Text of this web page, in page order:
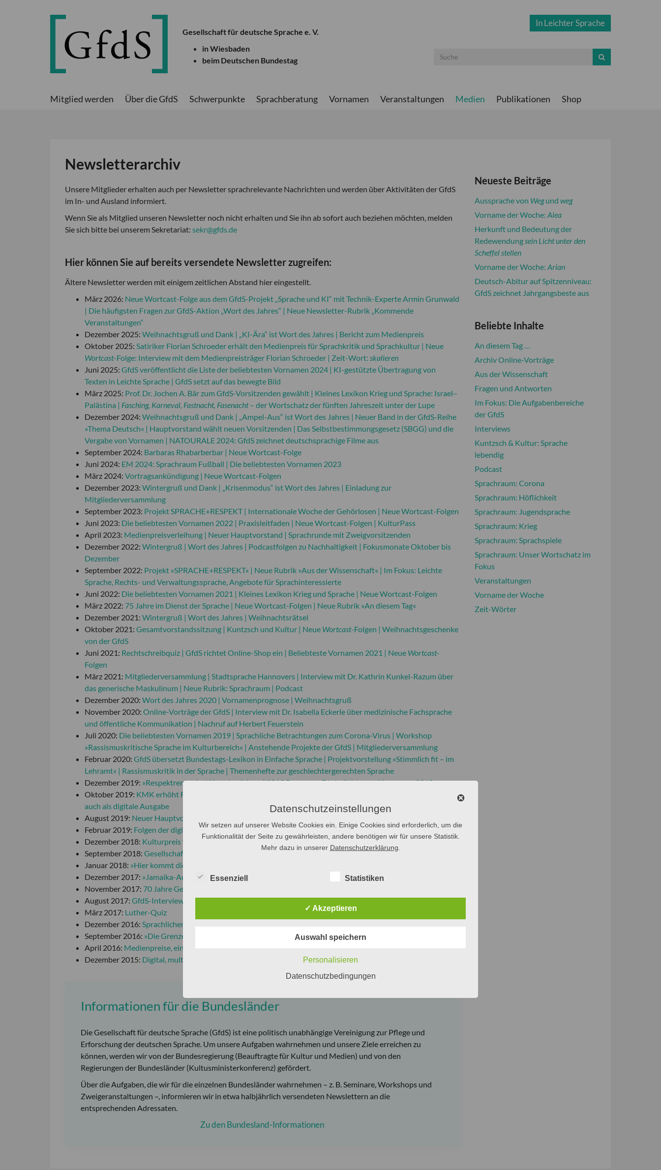
Gesellschaft für deutsche Sprache e. V.
in Wiesbaden
beim Deutschen Bundestag
In Leichter Sprache
Mitglied werden Über die GfdS Schwerpunkte Sprachberatung Vornamen Veranstaltungen Medien Publikationen Shop
Newsletterarchiv
Unsere Mitglieder erhalten auch per Newsletter sprachrelevante Nachrichten und werden über Aktivitäten der GfdS
im In- und Ausland informiert.
Wenn Sie als Mitglied unseren Newsletter noch nicht erhalten und Sie ihn ab sofort auch beziehen möchten, melden
Sie sich bitte bei unserem Sekretariat: sekr@gfds.de
Hier können Sie auf bereits versendete Newsletter zugreifen:
Ältere Newsletter werden mit einigem zeitlichen Abstand hier eingestellt.
März 2026: Neue Wortcast-Folge aus dem GfdS-Projekt „Sprache und KI“ mit Technik-Experte Armin Grunwald
| Die häufigsten Fragen zur GfdS-Aktion „Wort des Jahres“ | Neue Newsletter-Rubrik „Kommende
Veranstaltungen“
Dezember 2025: Weihnachtsgruß und Dank | „KI-Ära“ ist Wort des Jahres | Bericht zum Medienpreis
Oktober 2025: Satiriker Florian Schroeder erhält den Medienpreis für Sprachkritik und Sprachkultur | Neue
Wortcast-Folge: Interview mit dem Medienpreisträger Florian Schroeder | Zeit-Wort: skalieren
Juni 2025: GfdS veröffentlicht die Liste der beliebtesten Vornamen 2024 | KI-gestützte Übertragung von
Texten in Leichte Sprache | GfdS setzt auf das bewegte Bild
März 2025: Prof. Dr. Jochen A. Bär zum GfdS-Vorsitzenden gewählt | Kleines Lexikon Krieg und Sprache: Israel–
Palästina | Fasching, Karneval, Fastnacht, Fasenacht– der Wortschatz der fünften Jahreszeit unter der Lupe
Dezember 2024: Weihnachtsgruß und Dank | „Ampel-Aus“ ist Wort des Jahres | Neuer Band in der GfdS-Reihe
»Thema Deutsch« | Hauptvorstand wählt neuen Vorsitzenden | Das Selbstbestimmungsgesetz (SBGG) und die
Vergabe von Vornamen | NATOURALE 2024: GfdS zeichnet deutschsprachige Filme aus
September 2024: Barbaras Rhabarberbar | Neue Wortcast-Folge
Juni 2024: EM 2024: Sprachraum Fußball | Die beliebtesten Vornamen 2023
März 2024: Vortragsankündigung | Neue Wortcast-Folgen
Dezember 2023: Wintergruß und Dank | „Krisenmodus“ ist Wort des Jahres | Einladung zur
Mitgliederversammlung
September 2023: Projekt SPRACHE+RESPEKT | Internationale Woche der Gehörlosen | Neue Wortcast-Folgen
Juni 2023: Die beliebtesten Vornamen 2022 | Praxisleitfaden | Neue Wortcast-Folgen | KulturPass
April 2023: Medienpreisverleihung | Neuer Hauptvorstand | Sprachrunde mit Zweigvorsitzenden
Dezember 2022: Wintergruß | Wort des Jahres | Podcastfolgen zu Nachhaltigkeit | Fokusmonate Oktober bis
Dezember
September 2022: Projekt »SPRACHE+RESPEKT« | Neue Rubrik »Aus der Wissenschaft« | Im Fokus: Leichte
Sprache, Rechts- und Verwaltungssprache, Angebote für Sprachinteressierte
Juni 2022: Die beliebtesten Vornamen 2021 | Kleines Lexikon Krieg und Sprache | Neue Wortcast-Folgen
März 2022: 75 Jahre im Dienst der Sprache | Neue Wortcast-Folgen | Neue Rubrik »An diesem Tag«
Dezember 2021: Wintergruß | Wort des Jahres | Weihnachtsrätsel
Oktober 2021: Gesamtvorstandssitzung | Kuntzsch und Kultur | Neue Wortcast-Folgen | Weihnachtsgeschenke
von der GfdS
Juni 2021: Rechtschreibquiz | GfdS richtet Online-Shop ein | Beliebteste Vornamen 2021 | Neue Wortcast-
Folgen
März 2021: Mitgliederversammlung | Stadtsprache Hannovers | Interview mit Dr. Kathrin Kunkel-Razum über
das generische Maskulinum | Neue Rubrik: Sprachraum | Podcast
Dezember 2020: Wort des Jahres 2020 | Vornamenprognose | Weihnachtsgruß
November 2020: Online-Vorträge der GfdS | Interview mit Dr. Isabella Eckerle über medizinische Fachsprache
und öffentliche Kommunikation | Nachruf auf Herbert Feuerstein
Juli 2020: Die beliebtesten Vornamen 2019 | Sprachliche Betrachtungen zum Corona-Virus | Workshop
»Rassismuskritische Sprache im Kulturbereich« | Anstehende Projekte der GfdS | Mitgliederversammlung
Februar 2020: GfdS übersetzt Bundestags-Lexikon in Einfache Sprache | Projektvorstellung »Stimmlich fit – im
Lehramt« | Rassismuskritik in der Sprache | Themenhefte zur geschlechtergerechten Sprache
Dezember 2019: »Respektrente« ist Wort des Jahres | 2019 Prognose: Die beliebtesten Vornamen 2019
Oktober 2019: KMK erhöht Förderung der GfdS | Neue Vorsitzende im Förderkreis | Sprachdienst: Ab sofort
auch als digitale Ausgabe
August 2019: Neuer Hauptvorstand | Auswertung der Sprachanfragen | Besondere Vornamen
Februar 2019: Folgen der digitalen Revolution in unserer Kommunikation
Dezember 2018: Kulturpreis für die GfdS | Wort des Jahres 2018 | Namenstudien
September 2018: Gesellschaft für deutsche Sprache erhält Kulturpreis der Stadt Wiesbaden
Januar 2018: »Hier kommt die Maus!« – Medienpreise der GfdS gehen an Kindersendung und Fanta 4
Dezember 2017: »Jamaika-Aus« ist Wort des Jahres 2017
November 2017: 70 Jahre Gesellschaft für deutsche Sprache
August 2017: GfdS-Interview mit Bundestagspräsident Norbert Lammert
März 2017: Luther-Quiz
Dezember 2016: Sprachlicher Jahresrückblick
September 2016: »Die Grenzen meiner Sprache bedeuten die Grenzen meiner Welt.«
April 2016: Medienpreise, ein runder Geburtstag und jede Menge Experimente
Dezember 2015: Digital, multimedial und aktuell
Informationen für die Bundesländer
Die Gesellschaft für deutsche Sprache (GfdS) ist eine politisch unabhängige Vereinigung zur Pflege und
Erforschung der deutschen Sprache. Um unsere Aufgaben wahrnehmen und unsere Ziele erreichen zu
können, werden wir von der Bundesregierung (Beauftragte für Kultur und Medien) und von den
Regierungen der Bundesländer (Kultusministerkonferenz) gefördert.
Über die Aufgaben, die wir für die einzelnen Bundesländer wahrnehmen – z. B. Seminare, Workshops und
Zweigeranstaltungen –, informieren wir in etwa halbjährlich versendeten Newslettern an die
entsprechenden Adressaten.
Zu den Bundesland-Informationen
Neueste Beiträge
Aussprache von Wegund weg
Vorname der Woche: Alea
Herkunft und Bedeutung der
Redewendungsein Licht unter den
Scheffel stellen
Vorname der Woche: Arian
Deutsch-Abitur auf Spitzenniveau:
GfdS zeichnet Jahrgangsbeste aus
Beliebte Inhalte
An diesem Tag …
Archiv Online-Vorträge
Aus der Wissenschaft
Fragen und Antworten
Im Fokus: Die Aufgabenbereiche
der GfdS
Interviews
Kuntzsch & Kultur: Sprache
lebendig
Podcast
Sprachraum: Corona
Sprachraum: Höflichkeit
Sprachraum: Jugendsprache
Sprachraum: Krieg
Sprachraum: Sprachspiele
Sprachraum: Unser Wortschatz im
Fokus
Veranstaltungen
Vorname der Woche
Zeit-Wörter
Datenschutzeinstellungen
Wir setzen auf unserer Website Cookies ein. Einige Cookies sind erforderlich, um die
Funktionalität der Seite zu gewährleisten, andere benötigen wir für unsere Statistik.
Mehr dazu in unserer Datenschutzerklärung
Essenziell Statistiken
✓ Akzeptieren
Auswahl speichern
Personalisieren
Datenschutzbedingungen